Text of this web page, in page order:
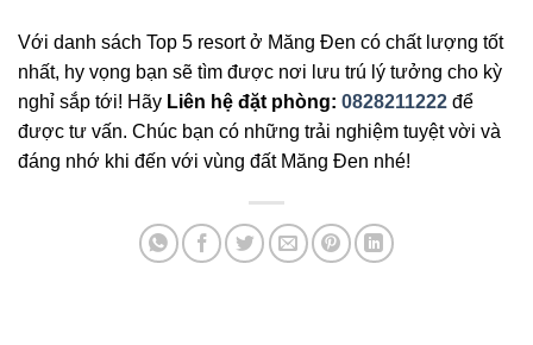
Với danh sách Top 5 resort ở Măng Đen có chất lượng tốt
nhất, hy vọng bạn sẽ tìm được nơi lưu trú lý tưởng cho kỳ
nghỉ sắp tới! Hãy Liên hệ đặt phòng: 0828211222 để
được tư vấn. Chúc bạn có những trải nghiệm tuyệt vời và
đáng nhớ khi đến với vùng đất Măng Đen nhé!